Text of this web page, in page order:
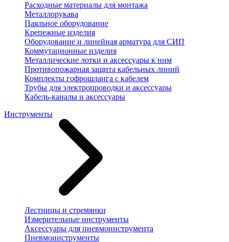
Расходные материалы для монтажа
Металлорукава
Паяльное оборудование
Крепежные изделия
Оборудование и линейная арматура для СИП
Коммутационные изделия
Металлические лотки и аксессуары к ним
Противопожарная защита кабельных линий
Комплекты гофрошланга с кабелем
Трубы для электропроводки и аксессуары
Кабель-каналы и аксессуары
Инструменты
Лестницы и стремянки
Измерительные инструменты
Аксессуары для пневмоинструмента
Пневмоинструменты